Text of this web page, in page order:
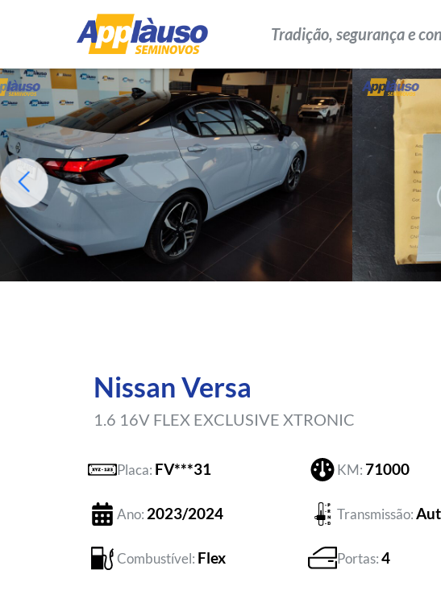
Tradição, segurança e
Nissan Versa
1.6 16V FLEX EXCLUSIVE XTRONIC
Placa: FV***31 KM:71000
Ano: 2023/2024 Transmissão:
Combustível: Flex Portas:4